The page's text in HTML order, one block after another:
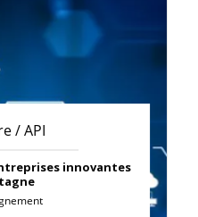
/ API
innovantes